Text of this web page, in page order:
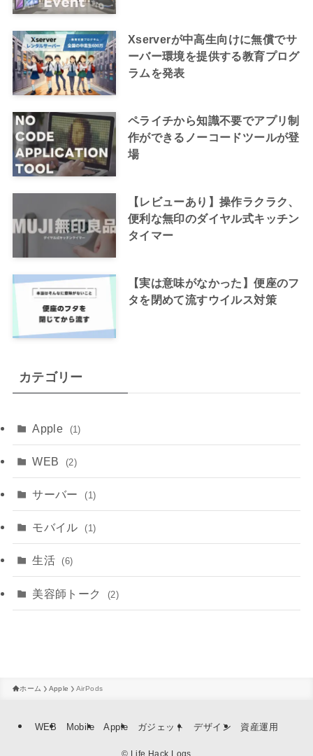
Xserverが中高生向けに無償でサ
ーバー環境を提供する教育プログ
ラムを発表
ペライチから知識不要でアプリ制
作ができるノーコードツールが登
場
【レビューあり】操作ラクラク、
便利な無印のダイヤル式キッチン
タイマー
【実は意味がなかった】便座のフ
タを閉めて流すウイルス対策
カテゴリー
Apple (1)
WEB (2)
サーバー (1)
モバイル (1)
生活 (6)
美容師トーク (2)
ホーム Apple AirPods
WEB Mobile Apple ガジェット デザイン 資産運用